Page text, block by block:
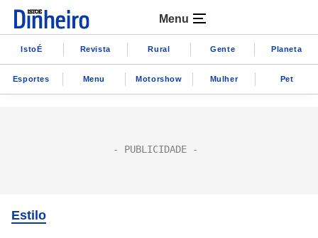
Menu
IstoÉ Revista Rural Gente Planeta
Esportes Menu Motorshow Mulher Pet
Estilo